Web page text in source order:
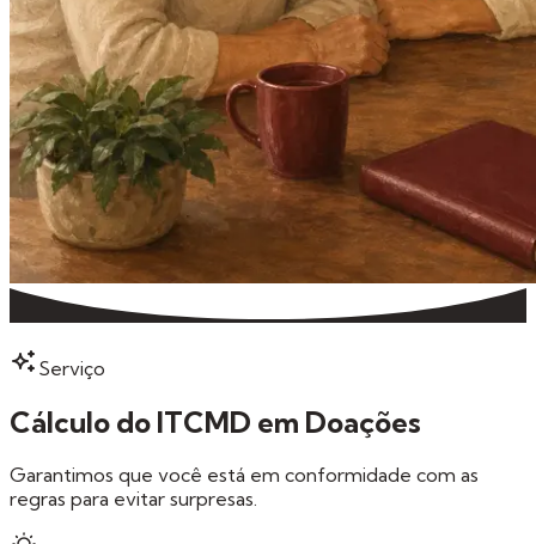
Serviço
Cálculo do ITCMD em Doações
Garantimos que você está em conformidade com as
regras para evitar surpresas.